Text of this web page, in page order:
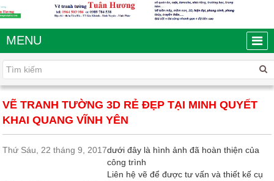
MENU
VẼ TRANH TƯỜNG 3D RẺ ĐẸP TẠI MINH QUYẾT
KHAI QUANG VĨNH YÊN
Thứ Sáu, 22 tháng 9, 2017dưới đây là hình ảnh đã hoàn thiện của
công trình
Liên hệ vẽ để được tư vấn và thiết kế cụ